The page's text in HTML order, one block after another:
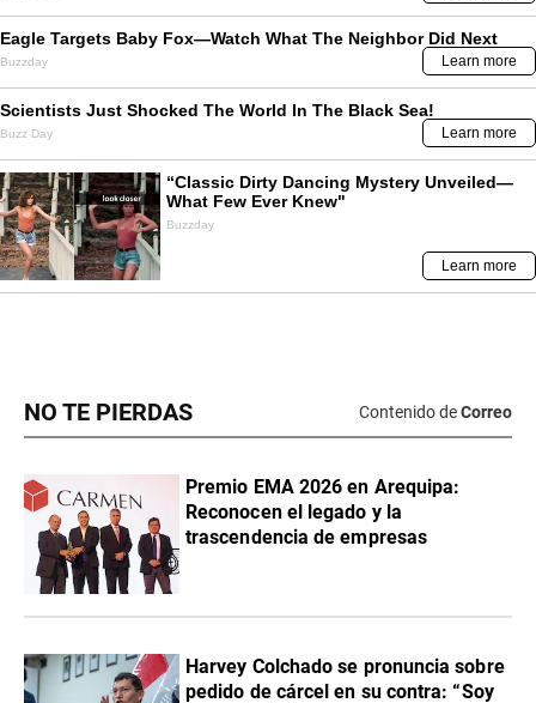
NO TE PIERDAS Contenido deCorreo
Premio EMA 2026 en Arequipa:
Reconocen el legado y la
trascendencia de empresas
Harvey Colchado se pronuncia sobre
pedido de cárcel en su contra: “Soy